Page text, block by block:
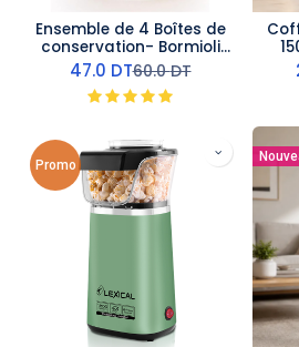
Ensemble de 4 Boîtes de
conservation- Bormioli
Rocco
47.0 DT60.0DT
Promo